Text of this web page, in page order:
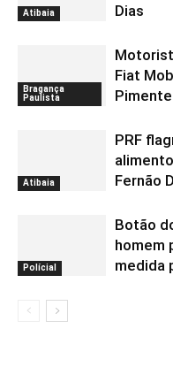
Atibaia
Dias
Bragança
Paulista
Fiat
Atibaia
PRF
Fernão
Polícial
Botão
homem
medida